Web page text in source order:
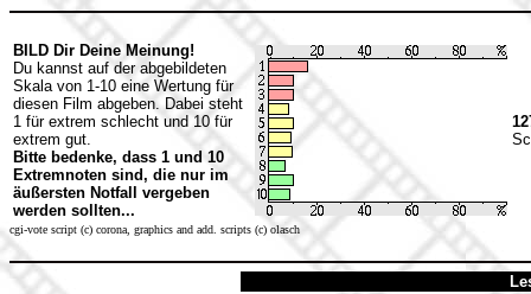
BILD Dir Deine Meinung!
Du kannst auf der abgebildeten
Skala von 1-10 eine Wertung für
diesen Film abgeben. Dabei steht
1 für extrem schlecht und 10 für
extrem gut.
Bitte bedenke, dass 1 und 10
Extremnoten sind, die nur im
äußersten Notfall vergeben
werden sollten...
cgi-vote script (c) corona, graphics and add. scripts (c) olasch